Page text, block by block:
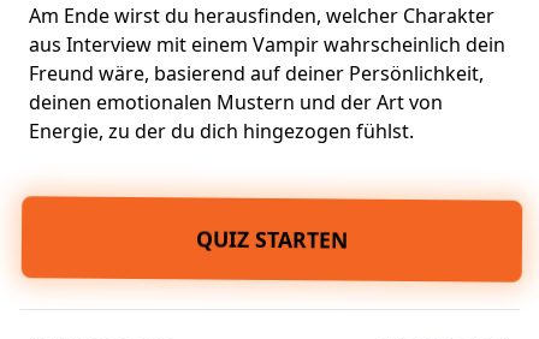
Am Ende wirst du herausfinden, welcher Charakter
aus Interview mit einem Vampir wahrscheinlich dein
Freund wäre, basierend auf deiner Persönlichkeit,
deinen emotionalen Mustern und der Art von
Energie, zu der du dich hingezogen fühlst.
QUIZ STARTEN